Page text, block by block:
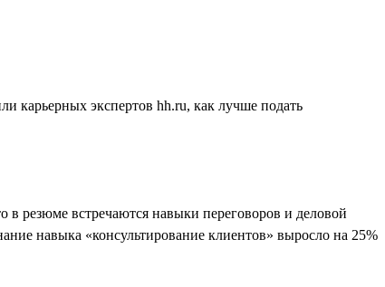
карьерных экспертов hh.ru, как лучше подать
резюме встречаются навыки переговоров и деловой
навыка «консультирование клиентов» выросло на 25%